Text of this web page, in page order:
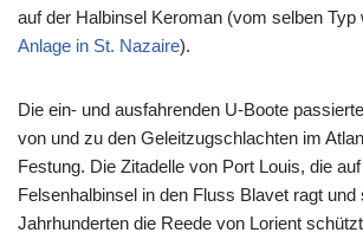
auf der Halbinsel Keroman (vom selben Typ
Anlage in St. Nazaire).
Die ein- und ausfahrenden U-Boote
von und zu den Geleitzugschlachten im
Festung. Die Zitadelle von Port Louis, die
Felsenhalbinsel in den Fluss Blavet ragt und
Jahrhunderten die Reede von Lorient